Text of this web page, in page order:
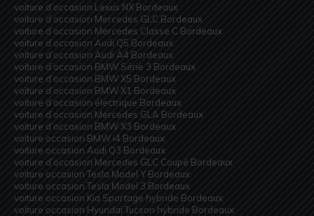
voiture d’occasion Lexus NX Bordeaux
voiture d’occasion Mercedes GLC Bordeaux
voiture d’occasion Mercedes Classe C Bordeaux
voiture d’occasion Audi Q5 Bordeaux
voiture d’occasion Audi A4 Bordeaux
voiture d’occasion BMW Série 3 Bordeaux
voiture d’occasion BMW X5 Bordeaux
voiture d’occasion BMW X1 Bordeaux
voiture d’occasion électrique Bordeaux
voiture d’occasion Mercedes GLA Bordeaux
voiture d’occasion BMW X3 Bordeaux
voiture occasion BMW i4 Bordeaux
voiture occasion Audi Q3 Bordeaux
voiture d’occasion Mercedes GLC Coupé Bordeaux
voiture occasion Tesla Model Y Bordeaux
voiture occasion Tesla Model 3 Bordeaux
voiture occasion Kia Sportage hybride Bordeaux
voiture occasion Hyundai Tucson hybride Bordeaux